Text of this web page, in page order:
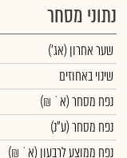
נתוני מסחר
שער אחרון (אג')
שינוי באחוזים
נפח מסחר(א` ₪)
נפח מסחר(ע"נ)
נפח ממוצע לרבעון (א` ₪)